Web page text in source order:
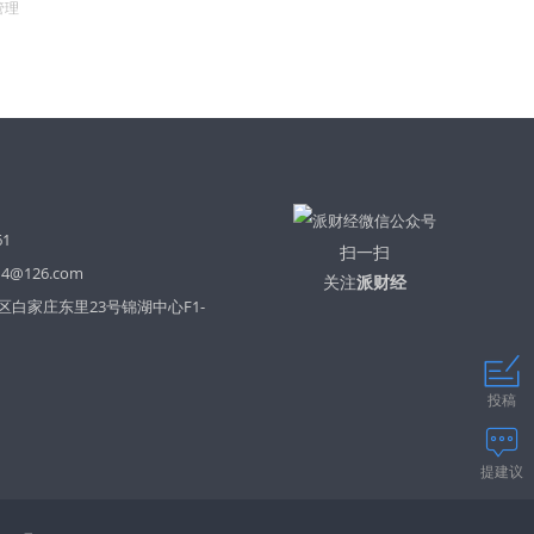
理
白家庄东里23号锦湖中心F1-
扫一扫
关注派财经
投稿
提建议